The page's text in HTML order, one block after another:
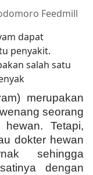
Feedmill
merupakan
seorang
Tetapi,
dokter hewan
sehingga
dengan